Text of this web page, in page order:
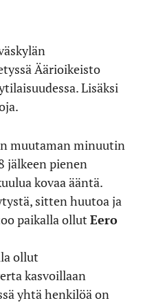
Äärioikeisto
Lisäksi
muutaman minuutin
jälkeen pienen
kovaa ääntä.
sitten huutoa ja
paikalla ollut Eero
ollut
kasvoillaan
yhtä henkilöä on